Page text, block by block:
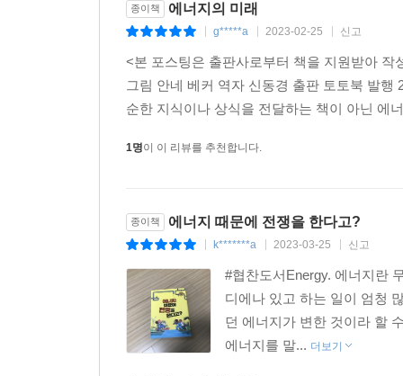
종이책 에너지의 미래
g*****a 2023-02-25 신고
<본 포스팅은 출판사로부터 책을 지원받아
그림 안네 베커 역자 신동경 출판 토토북 발행
순한 지식이나 상식을 전달하는 책이 아닌 에
1명이 이 리뷰를 추천합니다.
종이책 에너지 때문에 전쟁을 한다고?
k*******a 2023-03-25 신고
#협찬도서Energy. 에너지란
디에나 있고 하는 일이 엄청
던 에너지가 변한 것이라 할
에너지를 말... 더보기